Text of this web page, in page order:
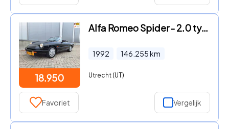
18.950
Alfa Romeo Spider - 2.0 type 4
1992 146.255km
Utrecht (UT)
Favoriet Vergelijk